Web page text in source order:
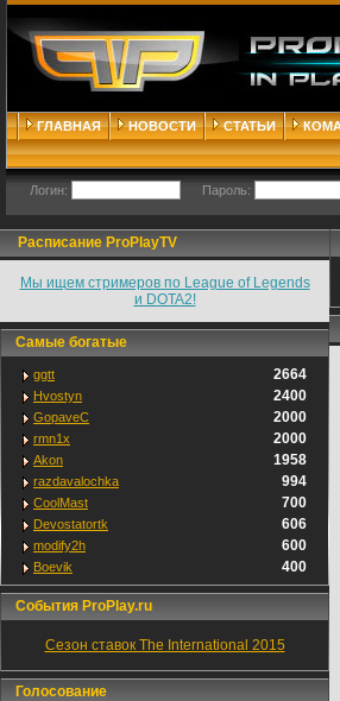
ГЛАВНАЯ НОВОСТИ СТАТЬИ
Логин: Пароль:
Расписание ProPlayTV
Мы ищем стримеров по League of Legends
и DOTA2!
Самые богатые
ggtt 2664
Hvostyn 2400
GopaveC 2000
rmn1x 2000
Akon 1958
razdavalochka 994
CoolMast 700
Devostatortk 606
modify2h 600
Boevik 400
События ProPlay.ru
Сезон ставок The International 2015
Голосование